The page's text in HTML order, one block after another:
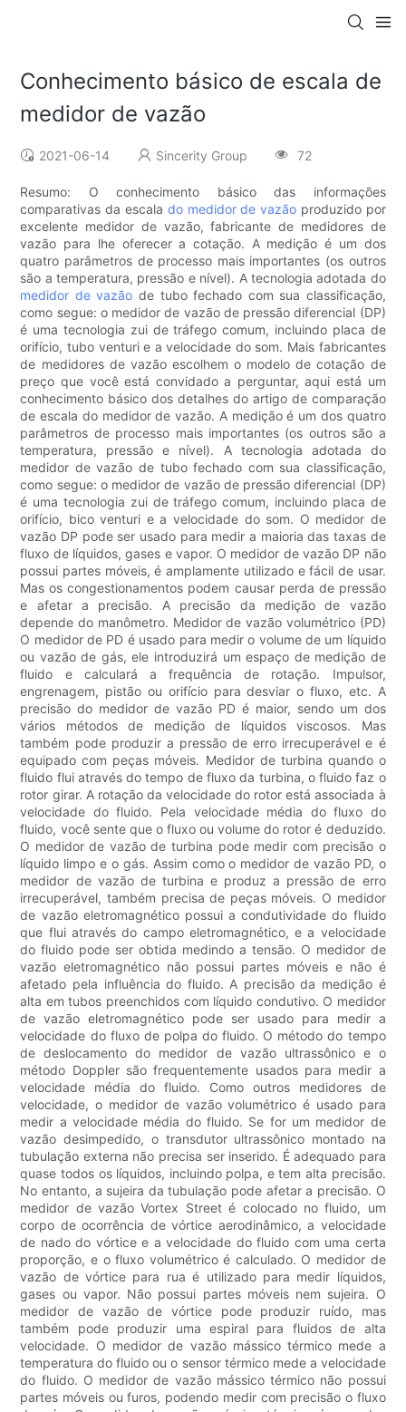
Conhecimento básico de escala de
medidor de vazão
2021-06-14 Sincerity Group 72
Resumo: O conhecimento básico das informações
comparativas da escala do medidor de vazão produzido por
excelente medidor de vazão, fabricante de medidores de
vazão para lhe oferecer a cotação. A medição é um dos
quatro parâmetros de processo mais importantes (os outros
são a temperatura, pressão e nível). A tecnologia adotada do
medidor de vazão de tubo fechado com sua classificação,
como segue: o medidor de vazão de pressão diferencial (DP)
é uma tecnologia zui de tráfego comum, incluindo placa de
orifício, tubo venturi e a velocidade do som. Mais fabricantes
de medidores de vazão escolhem o modelo de cotação de
preço que você está convidado a perguntar, aqui está um
conhecimento básico dos detalhes do artigo de comparação
de escala do medidor de vazão. A medição é um dos quatro
parâmetros de processo mais importantes (os outros são a
temperatura, pressão e nível). A tecnologia adotada do
medidor de vazão de tubo fechado com sua classificação,
como segue: o medidor de vazão de pressão diferencial (DP)
é uma tecnologia zui de tráfego comum, incluindo placa de
orifício, bico venturi e a velocidade do som. O medidor de
vazão DP pode ser usado para medir a maioria das taxas de
fluxo de líquidos, gases e vapor. O medidor de vazão DP não
possui partes móveis, é amplamente utilizado e fácil de usar.
Mas os congestionamentos podem causar perda de pressão
e afetar a precisão. A precisão da medição de vazão
depende do manômetro. Medidor de vazão volumétrico (PD)
O medidor de PD é usado para medir o volume de um líquido
ou vazão de gás, ele introduzirá um espaço de medição de
fluido e calculará a frequência de rotação. Impulsor,
engrenagem, pistão ou orifício para desviar o fluxo, etc. A
precisão do medidor de vazão PD é maior, sendo um dos
vários métodos de medição de líquidos viscosos. Mas
também pode produzir a pressão de erro irrecuperável e é
equipado com peças móveis. Medidor de turbina quando o
fluido flui através do tempo de fluxo da turbina, o fluido faz o
rotor girar. A rotação da velocidade do rotor está associada à
velocidade do fluido. Pela velocidade média do fluxo do
fluido, você sente que o fluxo ou volume do rotor é deduzido.
O medidor de vazão de turbina pode medir com precisão o
líquido limpo e o gás. Assim como o medidor de vazão PD, o
medidor de vazão de turbina e produz a pressão de erro
irrecuperável, também precisa de peças móveis. O medidor
de vazão eletromagnético possui a condutividade do fluido
que flui através do campo eletromagnético, e a velocidade
do fluido pode ser obtida medindo a tensão. O medidor de
vazão eletromagnético não possui partes móveis e não é
afetado pela influência do fluido. A precisão da medição é
alta em tubos preenchidos com líquido condutivo. O medidor
de vazão eletromagnético pode ser usado para medir a
velocidade do fluxo de polpa do fluido. O método do tempo
de deslocamento do medidor de vazão ultrassônico e o
método Doppler são frequentemente usados ​​para medir a
velocidade média do fluido. Como outros medidores de
velocidade, o medidor de vazão volumétrico é usado para
medir a velocidade média do fluido. Se for um medidor de
vazão desimpedido, o transdutor ultrassônico montado na
tubulação externa não precisa ser inserido. É adequado para
quase todos os líquidos, incluindo polpa, e tem alta precisão.
No entanto, a sujeira da tubulação pode afetar a precisão. O
medidor de vazão Vortex Street é colocado no fluido, um
corpo de ocorrência de vórtice aerodinâmico, a velocidade
de nado do vórtice e a velocidade do fluido com uma certa
proporção, e o fluxo volumétrico é calculado. O medidor de
vazão de vórtice para rua é utilizado para medir líquidos,
gases ou vapor. Não possui partes móveis nem sujeira. O
medidor de vazão de vórtice pode produzir ruído, mas
também pode produzir uma espiral para fluidos de alta
velocidade. O medidor de vazão mássico térmico mede a
temperatura do fluido ou o sensor térmico mede a velocidade
do fluido. O medidor de vazão mássico térmico não possui
partes móveis ou furos, podendo medir com precisão o fluxo